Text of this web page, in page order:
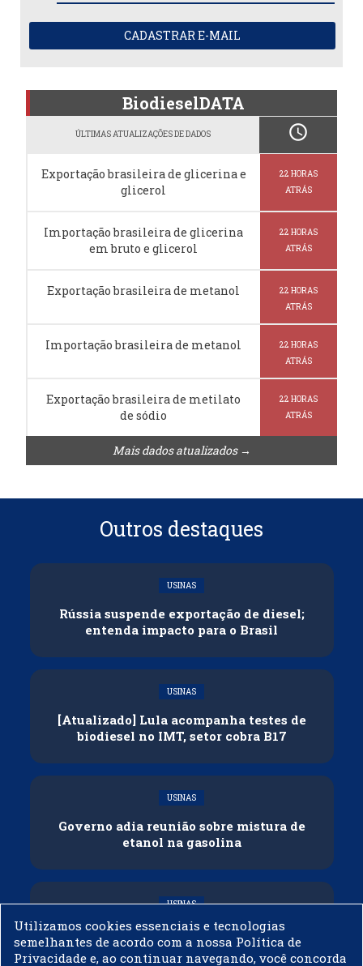
CADASTRAR E-MAIL
BiodieselDATA
ÚLTIMAS ATUALIZAÇÕES DE DADOS schedule
Exportação brasileira de glicerina e
glicerol
22 HORAS
ATRÁS
Importação brasileira de glicerina
em bruto e glicerol
22 HORAS
ATRÁS
Exportação brasileira de metanol
22 HORAS
ATRÁS
Importação brasileira de metanol
22 HORAS
ATRÁS
Exportação brasileira de metilato
de sódio
22 HORAS
ATRÁS
Mais dados atualizados →
Outros destaques
USINAS
Rússia suspende exportação de diesel;
entenda impacto para o Brasil
USINAS
[Atualizado] Lula acompanha testes de
biodiesel no IMT, setor cobra B17
USINAS
Governo adia reunião sobre mistura de
etanol na gasolina
USINAS
CNPE veda importação de biodiesel
Utilizamos cookies essenciais e tecnologias
semelhantes de acordo com a nossa Política de
Privacidade e, ao continuar navegando, você concorda